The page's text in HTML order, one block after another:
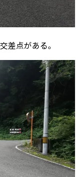
差点がある。